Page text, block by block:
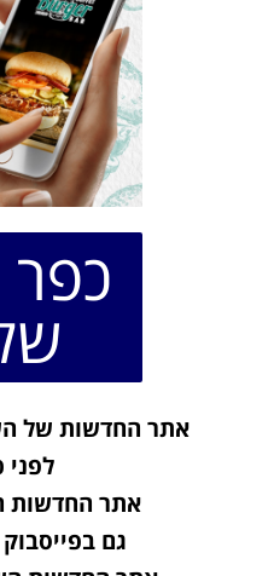
אתר החדשות של
לפני
אתר החדשות
גם בפייסבוק |